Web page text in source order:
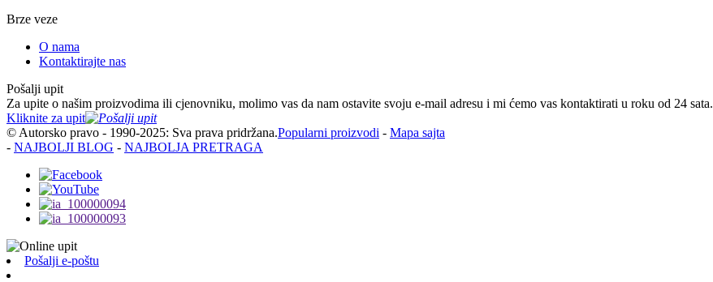
Brze veze
O nama
Kontaktirajte nas
Pošalji upit
Za upite o našim proizvodima ili cjenovniku, molimo vas da nam ostavite svoju e-mail adresu i mi ćemo vas kontaktirati u roku od 24 sata.
Kliknite za upit
© Autorsko pravo - 1990-2025: Sva prava pridržana.Popularni proizvodi - Mapa sajta
- NAJBOLJI BLOG - NAJBOLJA PRETRAGA
Pošalji e-poštu